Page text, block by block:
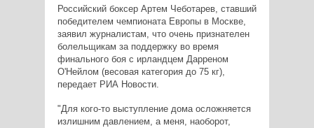
Российский боксер Артем Чеботарев, ставший
победителем чемпионата Европы в Москве,
заявил журналистам, что очень признателен
болельщикам за поддержку во время
финального боя с ирландцем Дарреном
О'Нейлом (весовая категория до 75 кг),
передает РИА Новости.
"Для кого-то выступление дома осложняется
излишним давлением, а меня, наоборот,